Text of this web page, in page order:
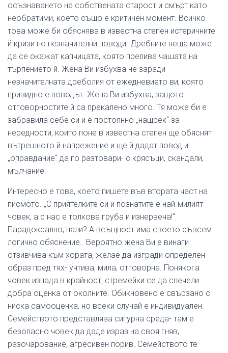
осъзнаването на собствената старост и смърт като
необратими, което също е критичен момент. Всичко
това може би обяснява в известна степен истеричните
й кризи по незначителни поводи. Дребните неща може
да се окажат капчицата, която прелива чашата на
търпението й. Жена Ви избухва не заради
незначителната дреболия от ежедневието ви, която
привидно е поводът. Жена Ви избухва, защото
отговорностите й са прекалено много. Тя може би е
забравила себе си и е постоянно „нащрек“ за
нередности, които поне в известна степен ще обяснят
вътрешното й напрежение и ще й дадат повод и
„оправдание“ да го разтовари- с крясъци, скандали,
мълчание.
Интересно е това, което пишете във втората част на
писмото. „С приятелките си и познатите е най-милият
човек, а с нас е толкова груба и изнервена!“.
Парадоксално, нали? А всъщност има своето съвсем
логично обяснение.. Вероятно жена Ви е винаги
отзивчива към хората, желае да изгради определен
образ пред тях- учтива, мила, отговорна. Понякога
човек изпада в крайност, стремейки се да спечели
добра оценка от околните. Обикновено е свързано с
ниска самооценка, но всеки случай е индивидуален.
Семейството представлява сигурна среда- там е
безопасно човек да даде израз на своя гняв,
разочарование, агресивен порив. Семейството те